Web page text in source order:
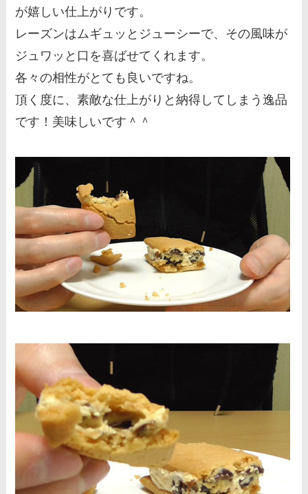
が嬉しい仕上がりです。
レーズンはムギュッとジューシーで、その風味が
ジュワッと口を喜ばせてくれます。
各々の相性がとても良いですね。
頂く度に、素敵な仕上がりと納得してしまう逸品
です！美味しいです＾＾